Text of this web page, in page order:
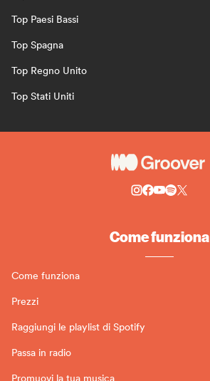
Top Paesi Bassi
Top Spagna
Top Regno Unito
Top Stati Uniti
Come funziona
Come funziona
Prezzi
Raggiungi le playlist di Spotify
Passa in radio
Promuovi la tua musica